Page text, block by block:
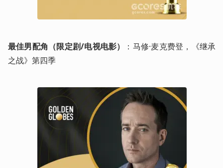
最佳男配角（限定剧/电视电影）
：马修·麦克费登，《继承
之战》第四季